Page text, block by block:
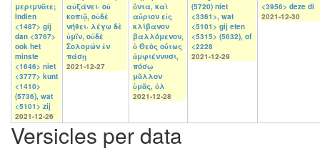
μεριμνᾶτε;
Indien
<1487> gij
dan <3767>
ook het
minste
<1646> niet
<3777> kunt
<1410>
(5736), wat
<5101> zij
2021-12-26
αὐξάνει· οὐ
κοπιᾷ, οὐδὲ
νήθει· λέγω δὲ
ὑμῖν, οὐδὲ
Σολομὼν ἐν
πάσῃ
2021-12-27
ὄντα, καὶ
αὔριον εἰς
κλίβανον
βαλλόμενον,
ὁ Θεὸς οὕτως
ἀμφιέννυσι,
πόσῳ
μᾶλλον
ὑμᾶς, ὀλ
2021-12-28
(5720) niet
<3361>, wat
<5101> gij eten
<5315> (5632), of
<2228
2021-12-29
<3956> deze di
2021-12-30
Versicles per data